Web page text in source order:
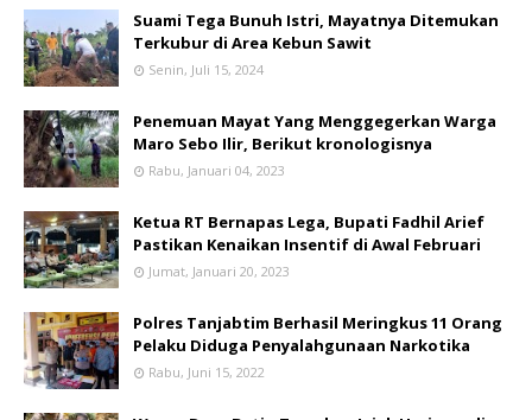
Suami Tega Bunuh Istri, Mayatnya Ditemukan
Terkubur di Area Kebun Sawit
Senin, Juli 15, 2024
Penemuan Mayat Yang Menggegerkan Warga
Maro Sebo Ilir, Berikut kronologisnya
Rabu, Januari 04, 2023
Ketua RT Bernapas Lega, Bupati Fadhil Arief
Pastikan Kenaikan Insentif di Awal Februari
Jumat, Januari 20, 2023
Polres Tanjabtim Berhasil Meringkus 11 Orang
Pelaku Diduga Penyalahgunaan Narkotika
Rabu, Juni 15, 2022